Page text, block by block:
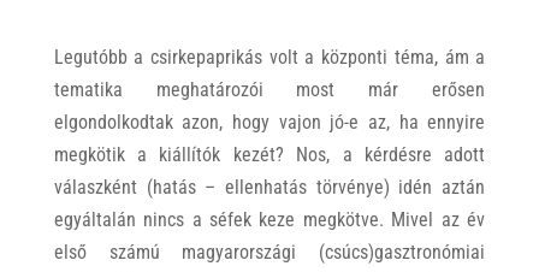
Legutóbb a csirkepaprikás volt a központi téma, ám a
tematika meghatározói most már erősen
elgondolkodtak azon, hogy vajon jó-e az, ha ennyire
megkötik a kiállítók kezét? Nos, a kérdésre adott
válaszként (hatás – ellenhatás törvénye) idén aztán
egyáltalán nincs a séfek keze megkötve. Mivel az év
első számú magyarországi (csúcs)gasztronómiai